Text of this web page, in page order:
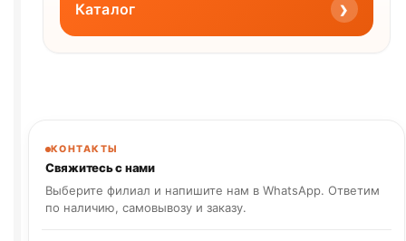
Каталог ›
КОНТАКТЫ
Свяжитесь с нами
Выберите филиал и напишите нам в WhatsApp. Ответим
по наличию, самовывозу и заказу.